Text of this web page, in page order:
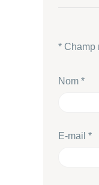
* Champ
Nom *
E-mail *